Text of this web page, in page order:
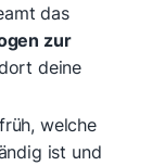
das
zur
deine
welche
ist und